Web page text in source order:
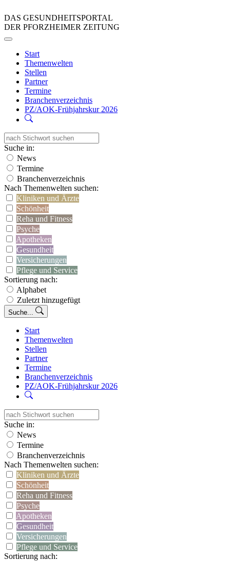
DAS GESUNDHEITSPORTAL
DER PFORZHEIMER ZEITUNG
Start
Themenwelten
Stellen
Partner
Termine
Branchenverzeichnis
PZ/AOK-Frühjahrskur 2026
Suche in:
News
Termine
Branchenverzeichnis
Nach Themenwelten suchen:
Kliniken und Ärzte
Schönheit
Reha und Fitness
Psyche
Apotheken
Gesundheit
Versicherungen
Pflege und Service
Sortierung nach:
Alphabet
Zuletzt hinzugefügt
Suche...
Start
Themenwelten
Stellen
Partner
Termine
Branchenverzeichnis
PZ/AOK-Frühjahrskur 2026
Suche in:
News
Termine
Branchenverzeichnis
Nach Themenwelten suchen:
Kliniken und Ärzte
Schönheit
Reha und Fitness
Psyche
Apotheken
Gesundheit
Versicherungen
Pflege und Service
Sortierung nach: